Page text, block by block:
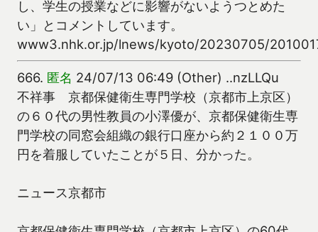
し、学生の授業などに影響がないようつとめた
い」とコメントしています。
www3.nhk.or.jp/lnews/kyoto/20230705/
666. 匿名 24/07/13 06:49 (Other) ..nzLLQu
不祥事 京都保健衛生専門学校（京都市上京区）
の６０代の男性教員の小澤優が、京都保健衛生専
門学校の同窓会組織の銀行口座から約２１００万
円を着服していたことが５日、分かった。
ニュース京都市